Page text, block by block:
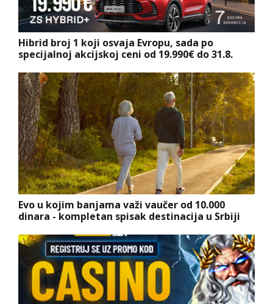
Hibrid broj 1 koji osvaja Evropu, sada po
specijalnoj akcijskoj ceni od 19.990€ do 31.8.
Evo u kojim banjama važi vaučer od 10.000
dinara - kompletan spisak destinacija u Srbiji